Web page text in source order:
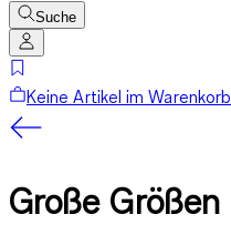
Suche
Keine Artikel im Warenkorb
Große Größen